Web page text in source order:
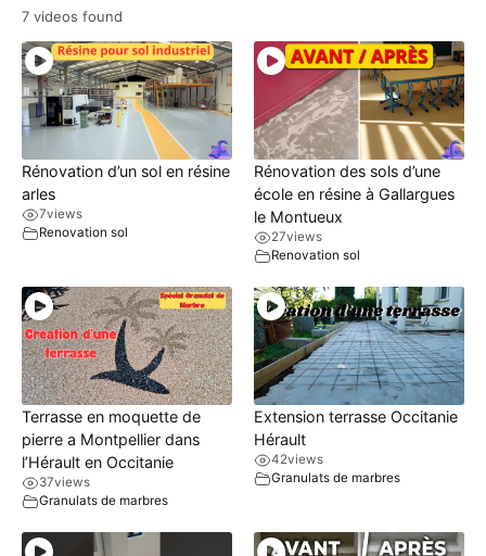
7 videos found
Rénovation d’un sol en résine
arles
7views
Renovation sol
Rénovation des sols d’une
école en résine à Gallargues
le Montueux
27views
Renovation sol
Terrasse en moquette de
pierre a Montpellier dans
l’Hérault en Occitanie
37views
Granulats de marbres
Extension terrasse Occitanie
Hérault
42views
Granulats de marbres